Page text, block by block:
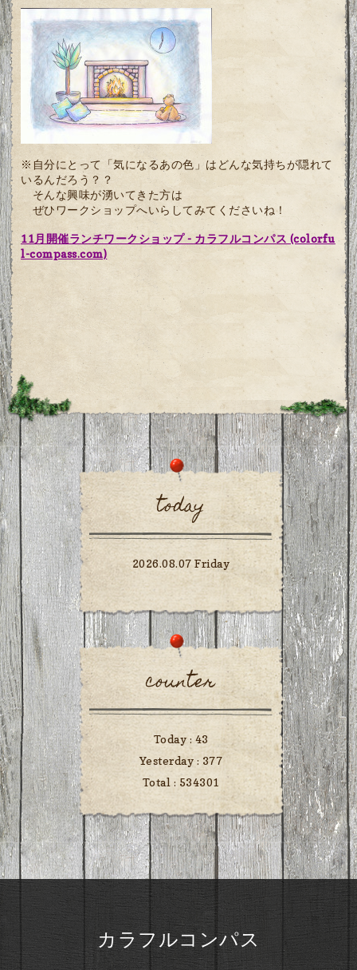
※自分にとって「気になるあの色」はどんな気持ちが隠れて
いるんだろう？？
そんな興味が湧いてきた方は
ぜひワークショップへいらしてみてくださいね！
11月開催ランチワークショップ - カラフルコンパス (colorfu
l-compass.com)
today
2026.08.07 Friday
counter
Today : 43
Yesterday : 377
Total : 534301
カラフルコンパス